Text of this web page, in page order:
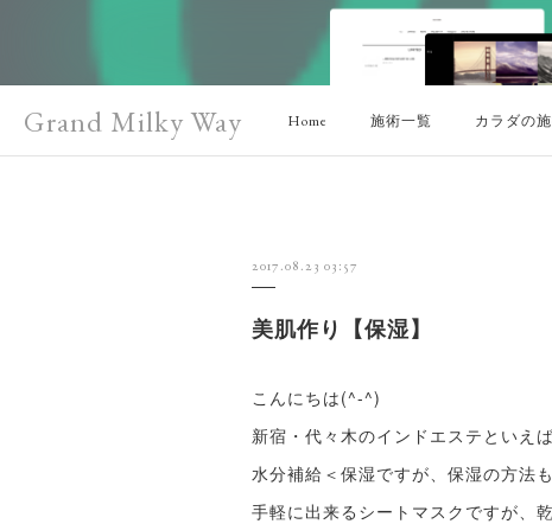
Grand Milky Way Home 施術一覧 カラダの
2017.08.23 03:57
美肌作り【保湿】
こんにちは(^-^)
新宿・代々木のインドエステといえ
水分補給＜保湿ですが、保湿の方法
手軽に出来るシートマスクですが、